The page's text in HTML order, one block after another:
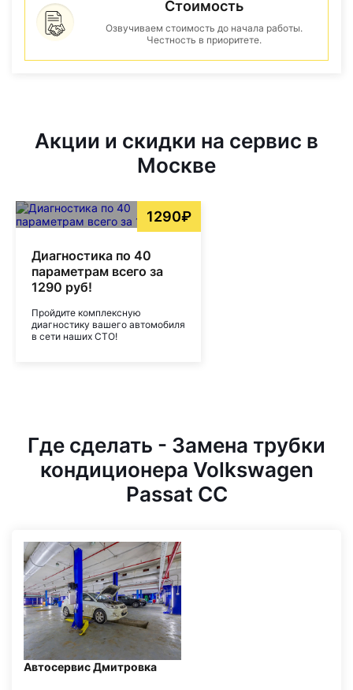
Стоимость
Озвучиваем стоимость до начала работы.
Честность в приоритете.
Акции и скидки на сервис в
Москве
1290₽
Диагностика по 40
параметрам всего за
1290 руб!
Пройдите комплексную
диагностику вашего автомобиля
в сети наших СТО!
Где сделать - Замена трубки
кондиционера Volkswagen
Passat CC
Автосервис Дмитровка